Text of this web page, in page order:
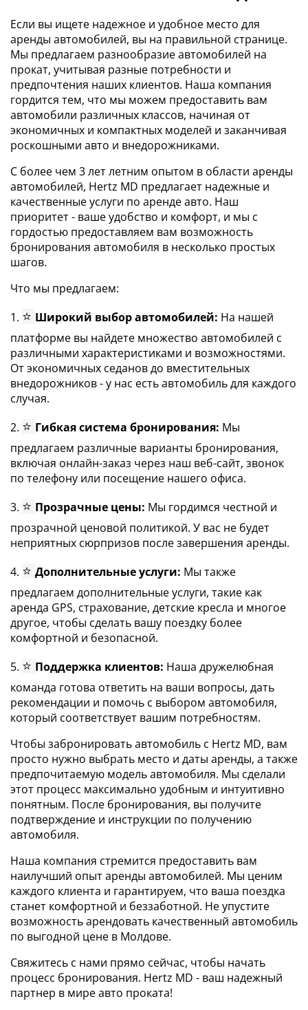
Если вы ищете надежное и удобное место для
аренды автомобилей, вы на правильной странице.
Мы предлагаем разнообразие автомобилей на
прокат, учитывая разные потребности и
предпочтения наших клиентов. Наша компания
гордится тем, что мы можем предоставить вам
автомобили различных классов, начиная от
экономичных и компактных моделей и заканчивая
роскошными авто и внедорожниками.
С более чем 3 лет летним опытом в области аренды
автомобилей, Hertz MD предлагает надежные и
качественные услуги по аренде авто. Наш
приоритет - ваше удобство и комфорт, и мы с
гордостью предоставляем вам возможность
бронирования автомобиля в несколько простых
шагов.
Что мы предлагаем:
1. ⭐ Широкий выбор автомобилей: На нашей
платформе вы найдете множество автомобилей с
различными характеристиками и возможностями.
От экономичных седанов до вместительных
внедорожников - у нас есть автомобиль для каждого
случая.
2. ⭐ Гибкая система бронирования: Мы
предлагаем различные варианты бронирования,
включая онлайн-заказ через наш веб-сайт, звонок
по телефону или посещение нашего офиса.
3. ⭐ Прозрачные цены: Мы гордимся честной и
прозрачной ценовой политикой. У вас не будет
неприятных сюрпризов после завершения аренды.
4. ⭐ Дополнительные услуги: Мы также
предлагаем дополнительные услуги, такие как
аренда GPS, страхование, детские кресла и многое
другое, чтобы сделать вашу поездку более
комфортной и безопасной.
5. ⭐ Поддержка клиентов: Наша дружелюбная
команда готова ответить на ваши вопросы, дать
рекомендации и помочь с выбором автомобиля,
который соответствует вашим потребностям.
Чтобы забронировать автомобиль с Hertz MD, вам
просто нужно выбрать место и даты аренды, а также
предпочитаемую модель автомобиля. Мы сделали
этот процесс максимально удобным и интуитивно
понятным. После бронирования, вы получите
подтверждение и инструкции по получению
автомобиля.
Наша компания стремится предоставить вам
наилучший опыт аренды автомобилей. Мы ценим
каждого клиента и гарантируем, что ваша поездка
станет комфортной и беззаботной. Не упустите
возможность арендовать качественный автомобиль
по выгодной цене в Молдове.
Свяжитесь с нами прямо сейчас, чтобы начать
процесс бронирования. Hertz MD - ваш надежный
партнер в мире авто проката!